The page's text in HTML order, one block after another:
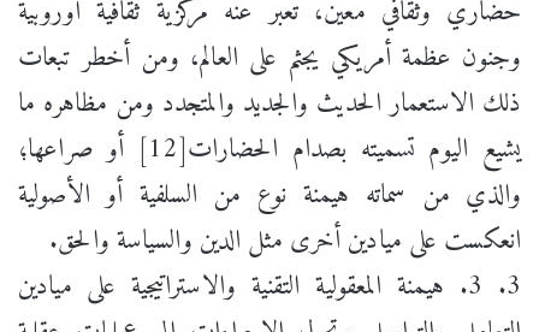
حضاري وثقافي معين، تعبر عنه مركزية ثقافية أوروبية
وجنون عظمة أمريكي يجثم على العالم، ومن أخطر تبعات
ذلك الاستعمار الحديث والجديد والمتجدد ومن مظاهره ما
يشيع اليوم تسميته بصدام الحضارات[12] أو صراعها؛
والذي من سماته هيمنة نوع من السلفية أو الأصولية
انعكست على ميادين أخرى مثل الدين والسياسة والحق.
3. 3. هيمنة المعقولية التقنية والاستراتيجية على ميادين